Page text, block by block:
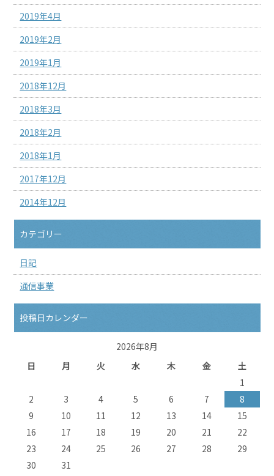
2019年4月
2019年2月
2019年1月
2018年12月
2018年3月
2018年2月
2018年1月
2017年12月
2014年12月
カテゴリー
日記
通信事業
投稿日カレンダー
2026年8月
日
月 火 水 木 金 土
1
2
3 4 5 6 7
8
9
10 11 12 13 14
15
16
17 18 19 20 21
22
23
24 25 26 27 28
29
30
31